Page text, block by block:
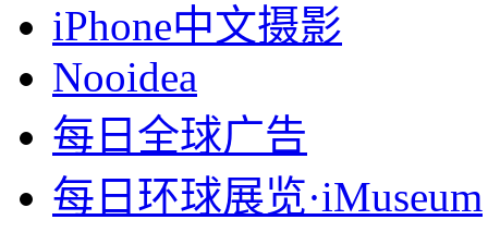
iPhone中文摄影
Nooidea
每日全球广告
每日环球展览·iMuseum